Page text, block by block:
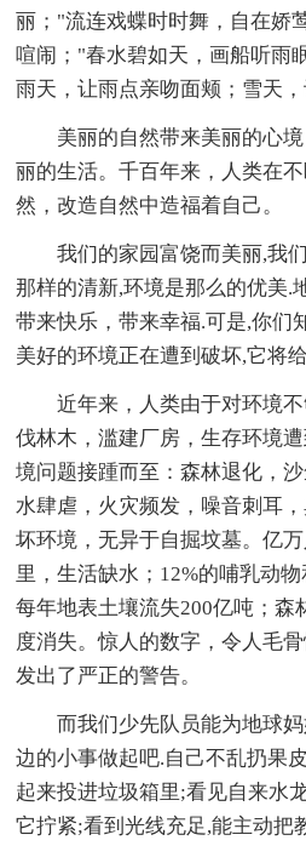
丽；"流连戏蝶时时舞，自在娇
喧闹；"春水碧如天，画船听雨
雨天，让雨点亲吻面颊；雪天，
美丽的自然带来美丽的心
丽的生活。千百年来，人类在
然，改造自然中造福着自己。
我们的家园富饶而美丽,我
那样的清新,环境是那么的优美.
带来快乐，带来幸福.可是,你们
美好的环境正在遭到破坏,它将
近年来，人类由于对环境
伐林木，滥建厂房，生存环境
境问题接踵而至：森林退化，
水肆虐，火灾频发，噪音刺耳
坏环境，无异于自掘坟墓。亿
里，生活缺水；12%的哺乳动
每年地表土壤流失200亿吨；森
度消失。惊人的数字，令人毛
发出了严正的警告。
而我们少先队员能为地球
边的小事做起吧.自己不乱扔果
起来投进垃圾箱里;看见自来水
它拧紧;看到光线充足,能主动